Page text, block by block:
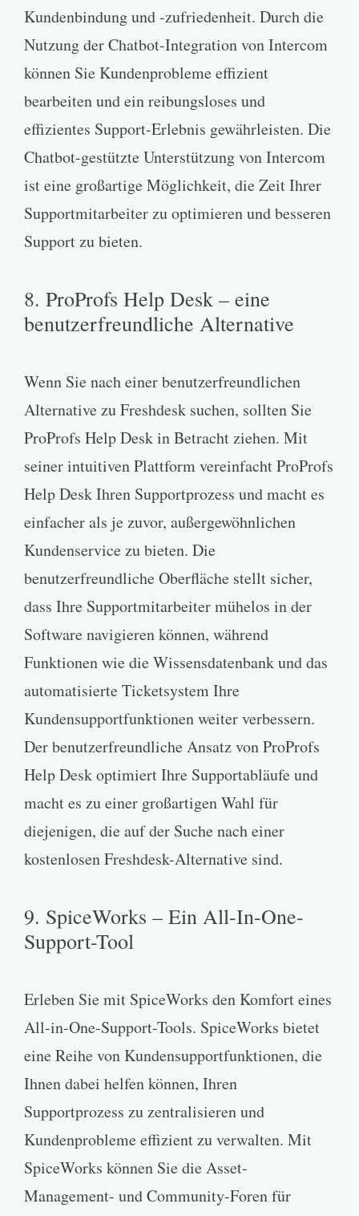
Kundenbindung und -zufriedenheit. Durch die
Nutzung der Chatbot-Integration von Intercom
können Sie Kundenprobleme effizient
bearbeiten und ein reibungsloses und
effizientes Support-Erlebnis gewährleisten. Die
Chatbot-gestützte Unterstützung von Intercom
ist eine großartige Möglichkeit, die Zeit Ihrer
Supportmitarbeiter zu optimieren und besseren
Support zu bieten.
8. ProProfs Help Desk – eine
benutzerfreundliche Alternative
Wenn Sie nach einer benutzerfreundlichen
Alternative zu Freshdesk suchen, sollten Sie
ProProfs Help Desk in Betracht ziehen. Mit
seiner intuitiven Plattform vereinfacht ProProfs
Help Desk Ihren Supportprozess und macht es
einfacher als je zuvor, außergewöhnlichen
Kundenservice zu bieten. Die
benutzerfreundliche Oberfläche stellt sicher,
dass Ihre Supportmitarbeiter mühelos in der
Software navigieren können, während
Funktionen wie die Wissensdatenbank und das
automatisierte Ticketsystem Ihre
Kundensupportfunktionen weiter verbessern.
Der benutzerfreundliche Ansatz von ProProfs
Help Desk optimiert Ihre Supportabläufe und
macht es zu einer großartigen Wahl für
diejenigen, die auf der Suche nach einer
kostenlosen Freshdesk-Alternative sind.
9. SpiceWorks – Ein All-In-One-
Support-Tool
Erleben Sie mit SpiceWorks den Komfort eines
All-in-One-Support-Tools. SpiceWorks bietet
eine Reihe von Kundensupportfunktionen, die
Ihnen dabei helfen können, Ihren
Supportprozess zu zentralisieren und
Kundenprobleme effizient zu verwalten. Mit
SpiceWorks können Sie die Asset-
Management- und Community-Foren für